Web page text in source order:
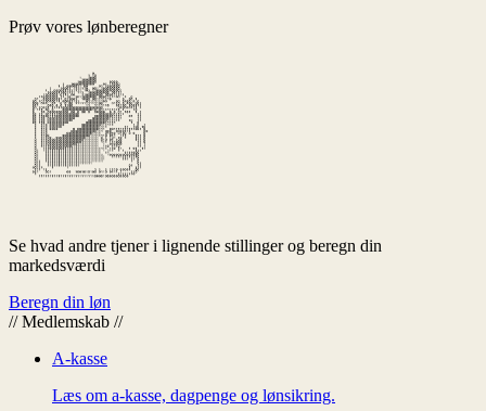
Prøv vores lønberegner
Se hvad andre tjener i lignende stillinger og beregn din
markedsværdi
Beregn din løn
// Medlemskab //
A-kasse
Læs om a-kasse, dagpenge og lønsikring.